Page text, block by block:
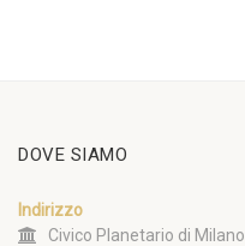
DOVE SIAMO
Indirizzo
Civico Planetario di Milano